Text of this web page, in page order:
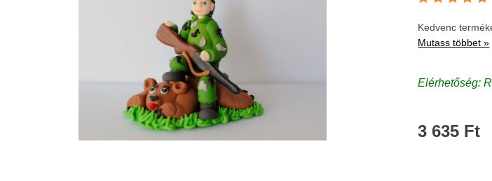
Kedvenc
Mutass többet »
Elérhetőség:
3 635 Ft